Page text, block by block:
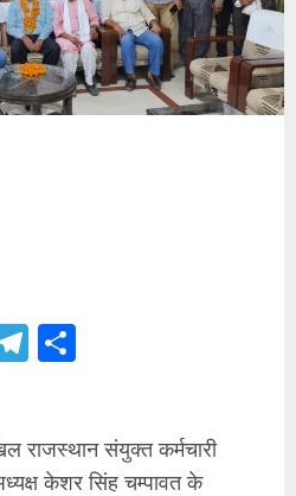
Telegram
राजस्थान संयुक्त कर्मचारी
केशर सिंह चम्पावत के